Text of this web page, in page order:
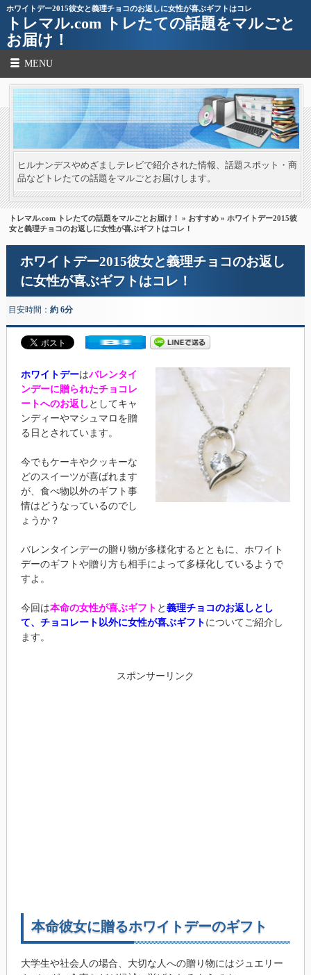
ホワイトデー2015彼女と義理チョコのお返しに女性が喜ぶギフトはコレ
トレマル.com トレたての話題をマルごと
お届け！
MENU
ヒルナンデスやめざましテレビで紹介された情報、話題スポット・商
品などトレたての話題をマルごとお届けします。
トレマル.com トレたての話題をマルごとお届け！ » おすすめ » ホワイトデー2015彼
女と義理チョコのお返しに女性が喜ぶギフトはコレ！
ホワイトデー2015彼女と義理チョコのお返し
に女性が喜ぶギフトはコレ！
目安時間： 約 6分
ホワイトデーはバレンタイ
ンデーに贈られたチョコレ
ートへのお返し としてキャ
ンディーやマシュマロを贈
る日とされています。
今でもケーキやクッキーな
どのスイーツが喜ばれます
が、食べ物以外のギフト事
情はどうなっているのでし
ょうか？
バレンタインデーの贈り物が多様化するとともに、ホワイト
デーのギフトや贈り方も相手によって多様化しているようで
すよ。
今回は本命の女性が喜ぶギフト と 義理チョコのお返しとし
て、チョコレート以外に女性が喜ぶギフト についてご紹介し
ます。
スポンサーリンク
本命彼女に贈るホワイトデーのギフト
大学生や社会人の場合、大切な人への贈り物にはジュエリー